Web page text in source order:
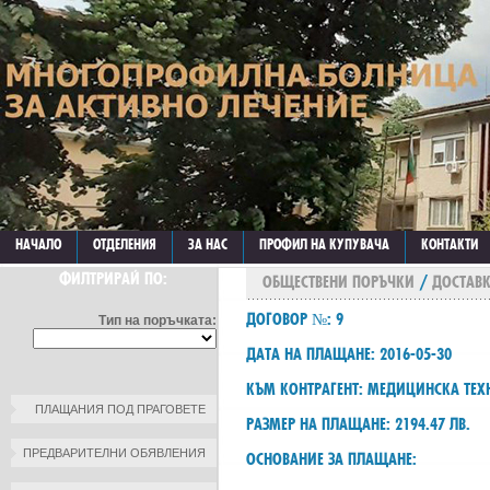
НАЧАЛО ОТДЕЛЕНИЯ ЗА НАС ПРОФИЛ НА КУПУВАЧА КОНТАКТИ
ФИЛТРИРАЙ ПО:
Тип на поръчката:
ПЛАЩАНИЯ ПОД ПРАГОВЕТЕ
ПРЕДВАРИТЕЛНИ ОБЯВЛЕНИЯ
ОБЩЕСТВЕНИ ПОРЪЧКИ /
ДОГОВОР №: 9
ДАТА НА ПЛАЩАНЕ: 2016-05-30
КЪМ КОНТРАГЕНТ: МЕДИЦИНСКА
РАЗМЕР НА ПЛАЩАНЕ: 2194.47 ЛВ.
ОСНОВАНИЕ ЗА ПЛАЩАНЕ: